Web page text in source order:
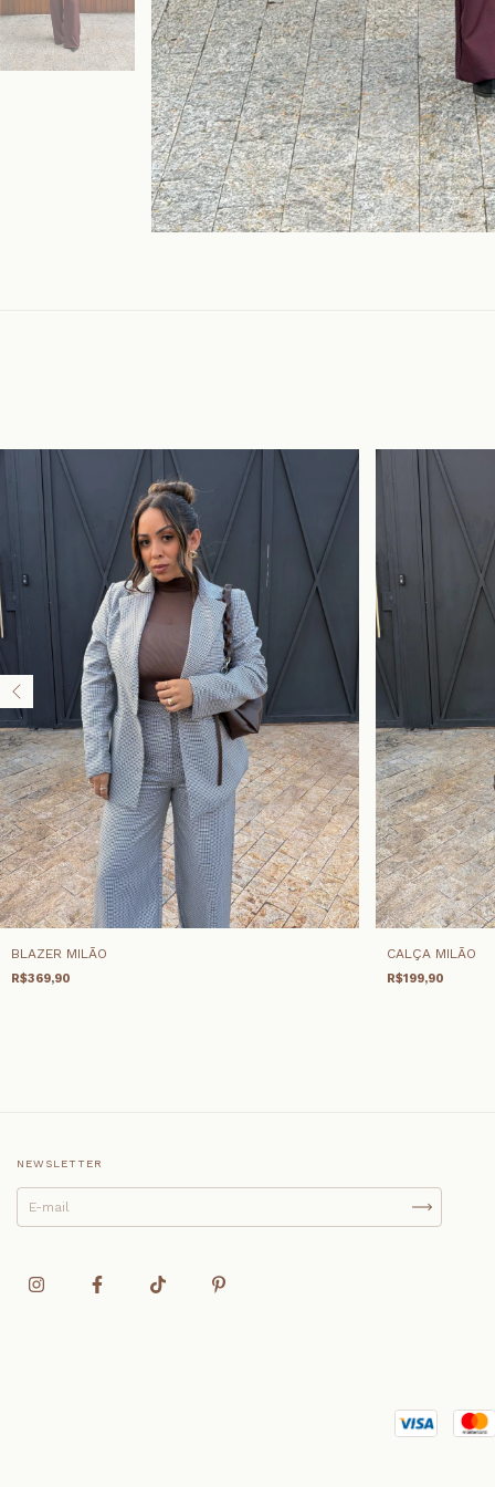
BLAZER MILÃO
R$369,90
CALÇA MILÃO
R$199,90
NEWSLETTER